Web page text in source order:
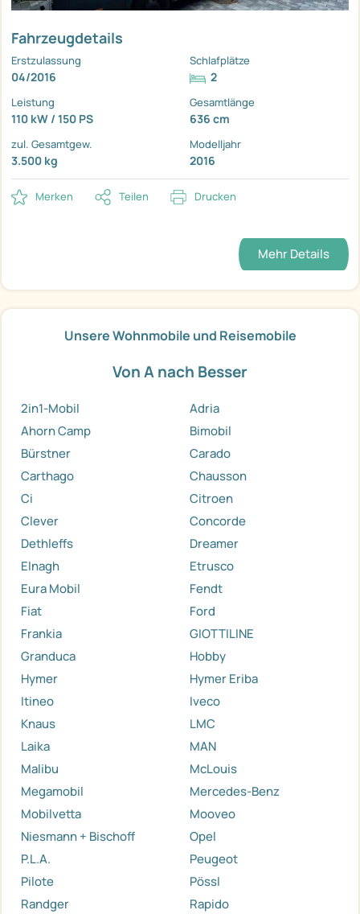
Fahrzeugdetails
Erstzulassung
04/2016
Schlafplätze
2
Leistung
110 kW / 150 PS
Gesamtlänge
636 cm
zul. Gesamtgew.
3.500 kg
Modelljahr
2016
Merken Teilen Drucken
Mehr Details
Unsere Wohnmobile und Reisemobile
Von A nach Besser
2in1-Mobil
Adria
Ahorn Camp
Bimobil
Bürstner
Carado
Carthago
Chausson
Ci
Citroen
Clever
Concorde
Dethleffs
Dreamer
Elnagh
Etrusco
Eura Mobil
Fendt
Fiat
Ford
Frankia
GIOTTILINE
Granduca
Hobby
Hymer
Hymer Eriba
Itineo
Iveco
Knaus
LMC
Laika
MAN
Malibu
McLouis
Megamobil
Mercedes-Benz
Mobilvetta
Mooveo
Niesmann + Bischoff
Opel
P.L.A.
Peugeot
Pilote
Pössl
Randger
Rapido